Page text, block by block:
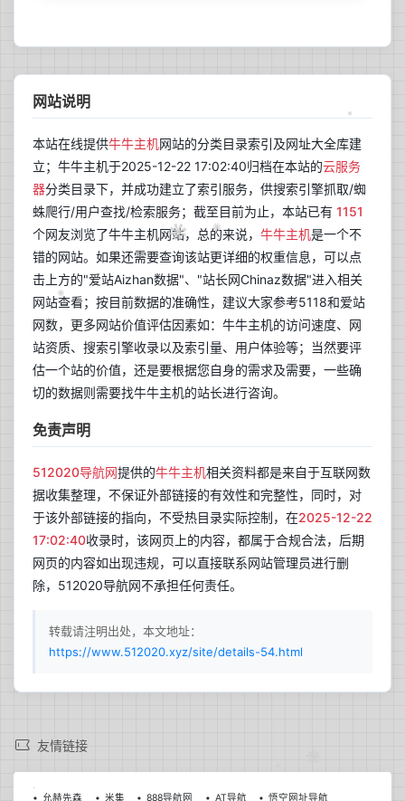
网站说明
本站在线提供牛牛主机网站的分类目录索引及网址大全库建
立；牛牛主机于2025-12-22 17:02:40归档在本站的云服务
器分类目录下，并成功建立了索引服务，供搜索引擎抓取/蜘
蛛爬行/用户查找/检索服务；截至目前为止，本站已有 1151
个网友浏览了牛牛主机网站，总的来说， 牛牛主机是一个不
错的网站。如果还需要查询该站更详细的权重信息，可以点
击上方的"爱站Aizhan数据"、"站长网Chinaz数据"进入相关
网站查看；按目前数据的准确性，建议大家参考5118和爱站
网数，更多网站价值评估因素如：牛牛主机的访问速度、网
站资质、搜索引擎收录以及索引量、用户体验等；当然要评
估一个站的价值，还是要根据您自身的需求及需要，一些确
切的数据则需要找牛牛主机的站长进行咨询。
免责声明
512020导航网提供的牛牛主机相关资料都是来自于互联网数
据收集整理，不保证外部链接的有效性和完整性，同时，对
于该外部链接的指向，不受热目录实际控制，在2025-12-22
17:02:40收录时，该网页上的内容，都属于合规合法，后期
网页的内容如出现违规，可以直接联系网站管理员进行删
除，512020导航网不承担任何责任。
转载请注明出处，本文地址：
https://www.512020.xyz/site/details-54.html
友情链接
允赫先森 米集 888导航网 AT导航 悟空网址导航
36